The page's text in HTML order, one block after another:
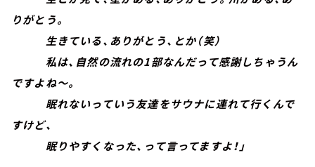
りがとう。
生きている、ありがとう、とか（笑）
私は、自然の流れの1部なんだって感謝しちゃうん
ですよね～。
眠れないっていう友達をサウナに連れて行くんで
すけど、
眠りやすくなった、って言ってますよ！」